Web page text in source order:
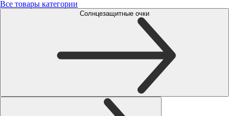
Все товары категории
Солнцезащитные очки